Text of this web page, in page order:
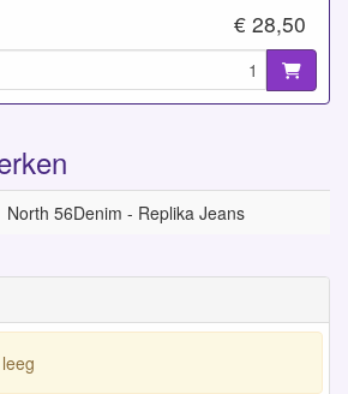
€ 28,50
North 56Denim - Replika Jeans